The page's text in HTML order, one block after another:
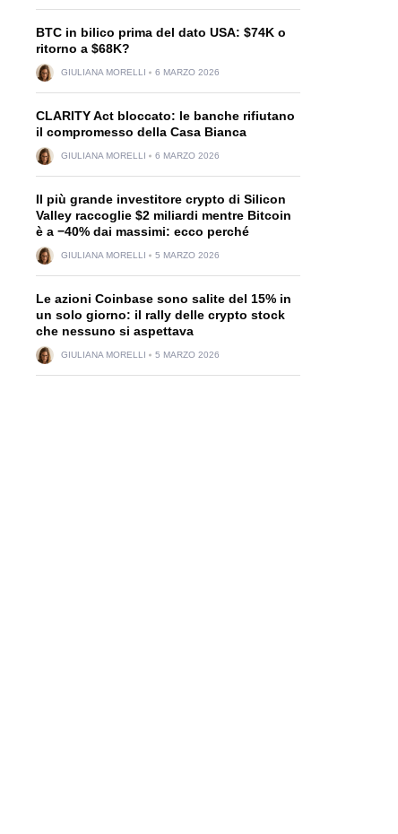
BTC in bilico prima del dato USA: $74K o
ritorno a $68K?
GIULIANA MORELLI 6 MARZO 2026
CLARITY Act bloccato: le banche rifiutano
il compromesso della Casa Bianca
GIULIANA MORELLI 6 MARZO 2026
Il più grande investitore crypto di Silicon
Valley raccoglie $2 miliardi mentre Bitcoin
è a −40% dai massimi: ecco perché
GIULIANA MORELLI 5 MARZO 2026
Le azioni Coinbase sono salite del 15% in
un solo giorno: il rally delle crypto stock
che nessuno si aspettava
GIULIANA MORELLI 5 MARZO 2026